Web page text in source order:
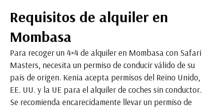
Requisitos de alquiler en
Mombasa
Para recoger un 4×4 de alquiler en Mombasa con Safari
Masters, necesita un permiso de conducir válido de su
país de origen. Kenia acepta permisos del Reino Unido,
EE. UU. y la UE para el alquiler de coches sin conductor.
Se recomienda encarecidamente llevar un permiso de